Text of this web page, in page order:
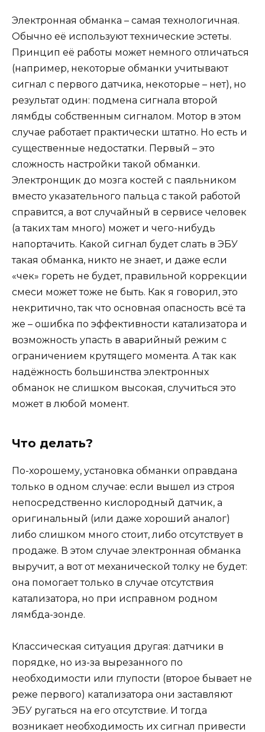
Электронная обманка – самая технологичная.
Обычно её используют технические эстеты.
Принцип её работы может немного отличаться
(например, некоторые обманки учитывают
сигнал с первого датчика, некоторые – нет), но
результат один: подмена сигнала второй
лямбды собственным сигналом. Мотор в этом
случае работает практически штатно. Но есть и
существенные недостатки. Первый – это
сложность настройки такой обманки.
Электронщик до мозга костей с паяльником
вместо указательного пальца с такой работой
справится, а вот случайный в сервисе человек
(а таких там много) может и чего-нибудь
напортачить. Какой сигнал будет слать в ЭБУ
такая обманка, никто не знает, и даже если
«чек» гореть не будет, правильной коррекции
смеси может тоже не быть. Как я говорил, это
некритично, так что основная опасность всё та
же – ошибка по эффективности катализатора и
возможность упасть в аварийный режим с
ограничением крутящего момента. А так как
надёжность большинства электронных
обманок не слишком высокая, случиться это
может в любой момент.
Что делать?
По-хорошему, установка обманки оправдана
только в одном случае: если вышел из строя
непосредственно кислородный датчик, а
оригинальный (или даже хороший аналог)
либо слишком много стоит, либо отсутствует в
продаже. В этом случае электронная обманка
выручит, а вот от механической толку не будет:
она помогает только в случае отсутствия
катализатора, но при исправном родном
лямбда-зонде.
Классическая ситуация другая: датчики в
порядке, но из-за вырезанного по
необходимости или глупости (второе бывает не
реже первого) катализатора они заставляют
ЭБУ ругаться на его отсутствие. И тогда
возникает необходимость их сигнал привести